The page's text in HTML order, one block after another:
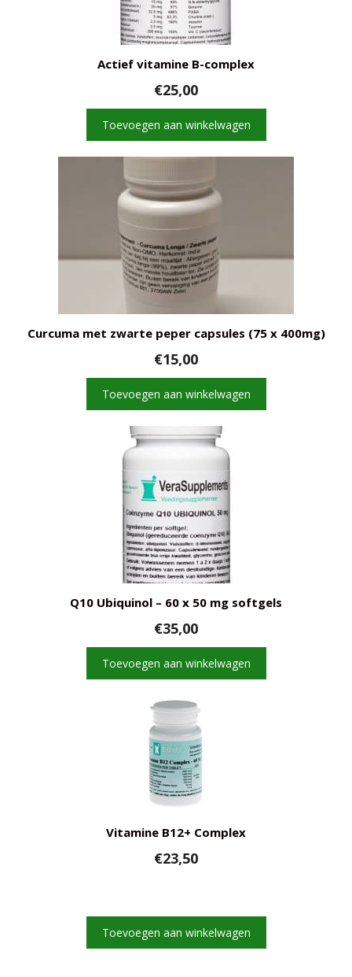
Actief vitamine B-complex
€25,00
Toevoegen aan winkelwagen
Curcuma met zwarte peper capsules (75 x 400mg)
€15,00
Toevoegen aan winkelwagen
Q10 Ubiquinol – 60 x 50 mg softgels
€35,00
Toevoegen aan winkelwagen
Vitamine B12+ Complex
€23,50
Toevoegen aan winkelwagen